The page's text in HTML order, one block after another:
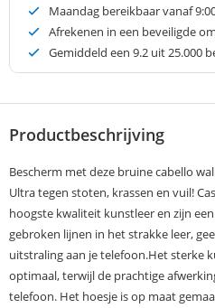
Maandag bereikbaar vanaf
Afrekenen in een beveiligde
Gemiddeld een 9.2 uit 25.000
Productbeschrijving
Bescherm met deze bruine cabello
Ultra tegen stoten, krassen en vuil!
hoogste kwaliteit kunstleer en zijn
gebroken lijnen in het strakke leer,
uitstraling aan je telefoon.Het sterke
optimaal, terwijl de prachtige
telefoon. Het hoesje is op maat